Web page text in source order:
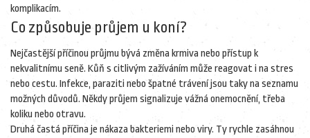
komplikacím.
Co způsobuje průjem u koní?
Nejčastější příčinou průjmu bývá změna krmiva nebo přístup k
nekvalitnímu seně. Kůň s citlivým zažíváním může reagovat i na stres
nebo cestu. Infekce, paraziti nebo špatné trávení jsou taky na seznamu
možných důvodů. Někdy průjem signalizuje vážná onemocnění, třeba
koliku nebo otravu.
Druhá častá příčina je nákaza bakteriemi nebo viry. Ty rychle zasáhnou